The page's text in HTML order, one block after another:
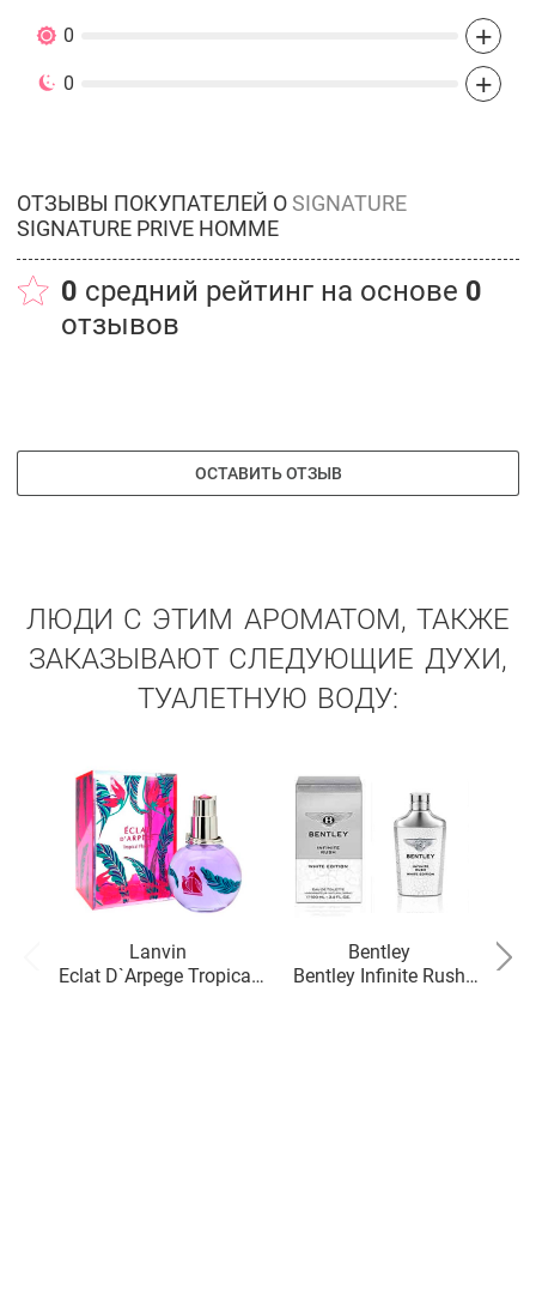
0 +
0 +
ОТЗЫВЫ ПОКУПАТЕЛЕЙ ОSIGNATURE
SIGNATURE PRIVE HOMME
0 средний рейтинг на основе 0
отзывов
ОСТАВИТЬ ОТЗЫВ
ЛЮДИ С ЭТИМ АРОМАТОМ, ТАКЖЕ
ЗАКАЗЫВАЮТ СЛЕДУЮЩИЕ ДУХИ,
ТУАЛЕТНУЮ ВОДУ:
Lanvin
Eclat D`Arpege Tropical
Bentley
Bentley Infinite Rush